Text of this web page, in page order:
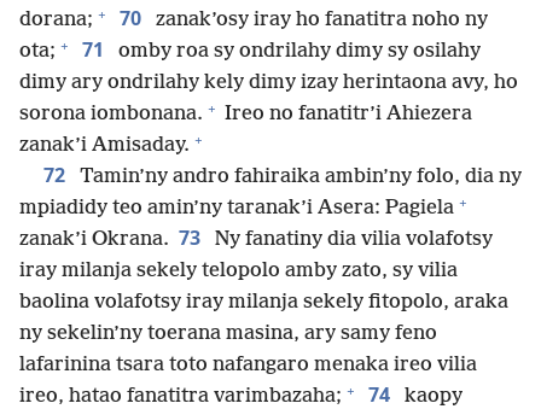
dorana; + 70
zanak’osy iray ho fanatitra noho ny
ota; + 71
omby roa sy ondrilahy dimy sy osilahy
dimy ary ondrilahy kely dimy izay herintaona avy, ho
sorona iombonana. + Ireo no fanatitr’i Ahiezera
zanak’i Amisaday. +
72
Tamin’ny andro fahiraika ambin’ny folo, dia ny
mpiadidy teo amin’ny taranak’i Asera: Pagiela +
zanak’i Okrana. 73
Ny fanatiny dia vilia volafotsy
iray milanja sekely telopolo amby zato, sy vilia
baolina volafotsy iray milanja sekely fitopolo, araka
ny sekelin’ny toerana masina, ary samy feno
lafarinina tsara toto nafangaro menaka ireo vilia
ireo, hatao fanatitra varimbazaha; + 74
kaopy